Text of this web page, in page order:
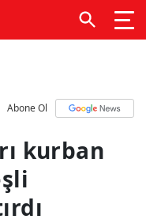
kodunuzu buraya
Abone Ol
kurban